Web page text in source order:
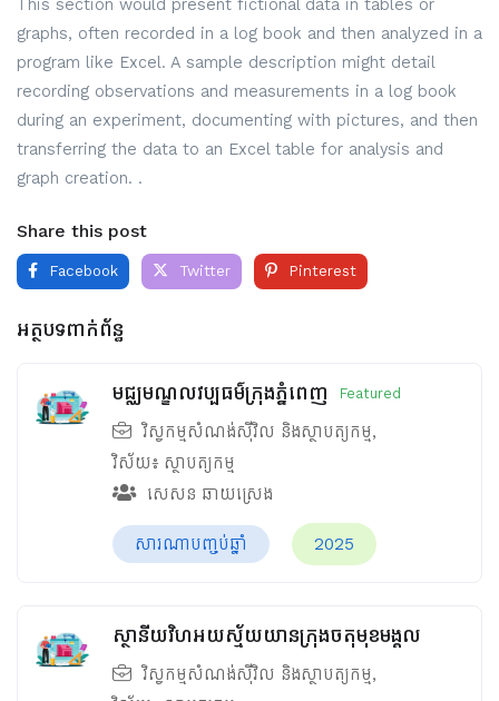
graphs, often recorded in a log book and then analyzed in a
program like Excel. A sample description might detail
recording observations and measurements in a log book
during an experiment, documenting with pictures, and then
transferring the data to an Excel table for analysis and
graph creation. .
Share this post
Facebook Twitter Pinterest
អត្ថបទពាក់ព័ន្ធ
មជ្ឈមណ្ឌលវប្បធម៌ក្រុងភ្នំពេញ Featured
វិស្វកម្មសំណង់ស៊ីវិល និងស្ថាបត្យកម្ម,
វិស័យ៖ ស្ថាបត្យកម្ម
សេសន ឆាយស្រេង
សារណាបញ្ចប់ឆ្នាំ 2025
ស្ថានីយវិហអយស្ម័យយានក្រុងចតុមុខមង្គល
វិស្វកម្មសំណង់ស៊ីវិល និងស្ថាបត្យកម្ម,